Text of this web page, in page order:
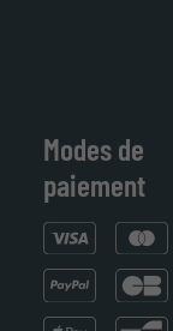
Modes de
paiement